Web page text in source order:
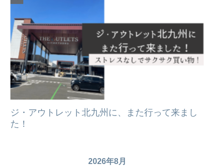
ジ・アウトレット北九州に、また行って来まし
た！
2026年8月